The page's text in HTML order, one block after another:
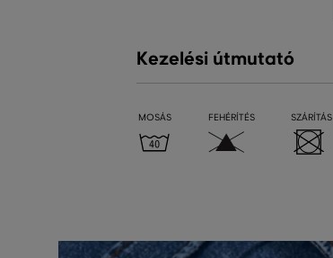
Kezelési útmutató
MOSÁS FEHÉRÍTÉS SZÁRÍTÁS